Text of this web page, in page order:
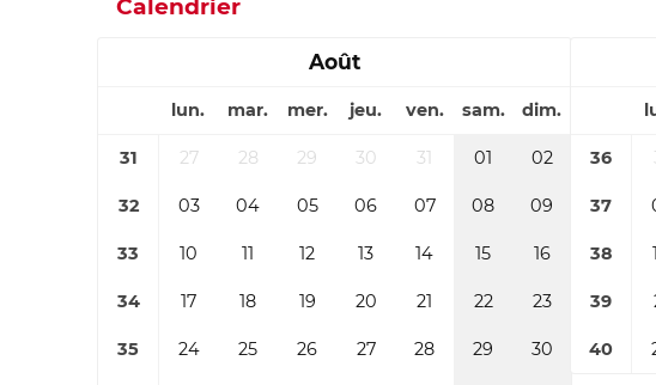
Calendrier
Août
lun. mar. mer. jeu. ven. sam. dim.
31 27 28 29 30 31 01 02
32 03 04 05 06 07 08 09
33 10 11 12 13 14 15 16
34 17 18 19 20 21 22 23
35 24 25 26 27 28 29 30
36
37
38
39
40